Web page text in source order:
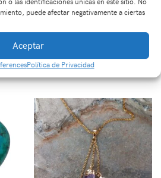
puede afectar negativamente a ciertas
Aceptar
Política de Privacidad
Dispensador en Piedra
$170,000